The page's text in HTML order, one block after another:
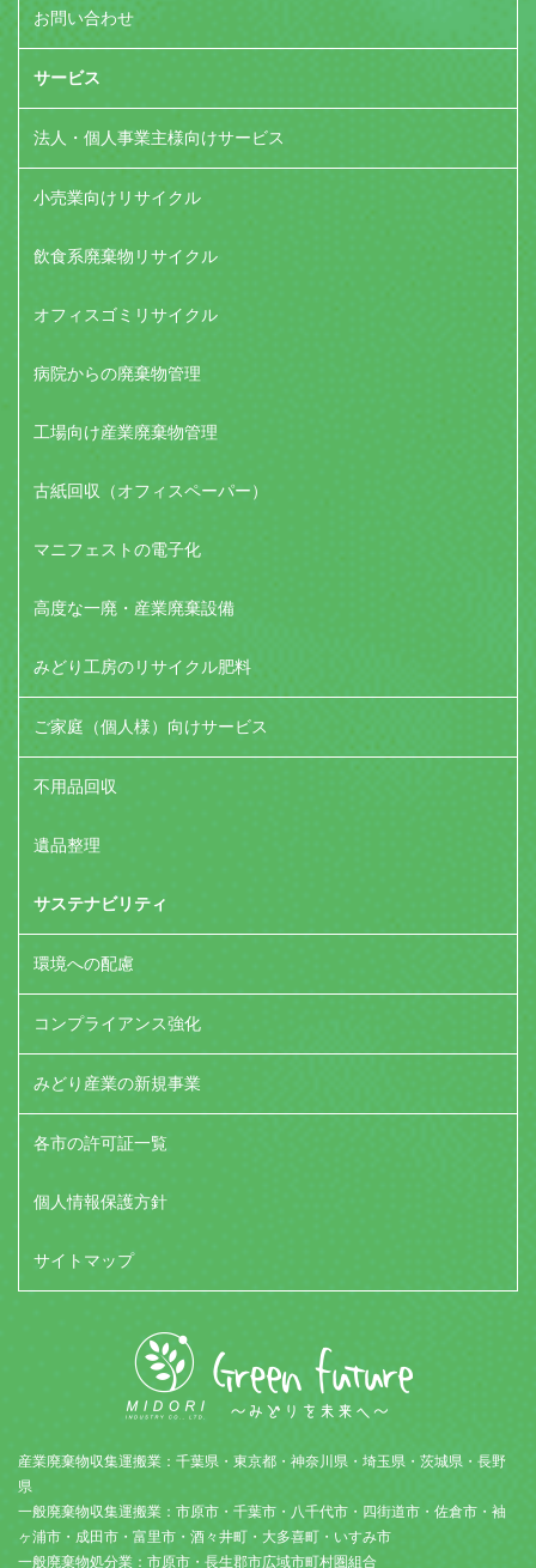
お問い合わせ
サービス
法人・個人事業主様向けサービス
小売業向けリサイクル
飲食系廃棄物リサイクル
オフィスゴミリサイクル
病院からの廃棄物管理
工場向け産業廃棄物管理
古紙回収（オフィスペーパー）
マニフェストの電子化
高度な一廃・産業廃棄設備
みどり工房のリサイクル肥料
ご家庭（個人様）向けサービス
不用品回収
遺品整理
サステナビリティ
環境への配慮
コンプライアンス強化
みどり産業の新規事業
各市の許可証一覧
個人情報保護方針
サイトマップ
産業廃棄物収集運搬業：千葉県・東京都・神奈川県・埼玉県・茨城県・長野
県
一般廃棄物収集運搬業：市原市・千葉市・八千代市・四街道市・佐倉市・袖
ヶ浦市・成田市・富里市・酒々井町・大多喜町・いすみ市
一般廃棄物処分業：市原市・長生郡市広域市町村圏組合